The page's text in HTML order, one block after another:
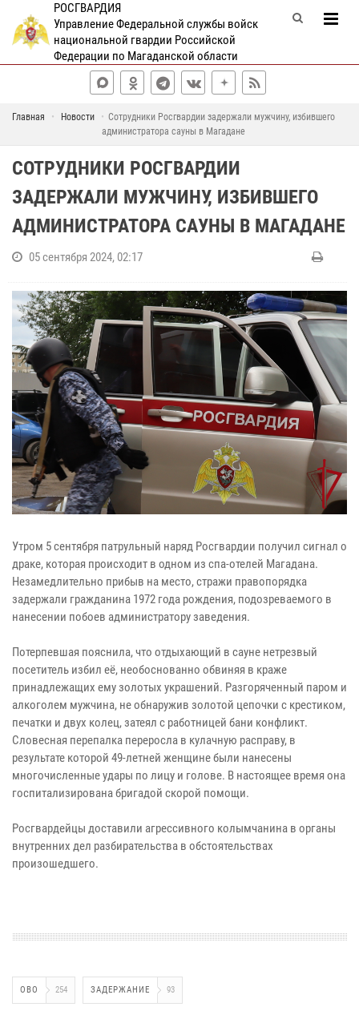
РОСГВАРДИЯ
Управление Федеральной службы войск
национальной гвардии Российской
Федерации по Магаданской области
Главная Новости
Сотрудники Росгвардии задержали мужчину, избившего
администратора сауны в Магадане
СОТРУДНИКИ РОСГВАРДИИ
ЗАДЕРЖАЛИ МУЖЧИНУ, ИЗБИВШЕГО
АДМИНИСТРАТОРА САУНЫ В МАГАДАНЕ
05 сентября 2024, 02:17
Утром 5 сентября патрульный наряд Росгвардии получил сигнал о
драке, которая происходит в одном из спа-отелей Магадана.
Незамедлительно прибыв на место, стражи правопорядка
задержали гражданина 1972 года рождения, подозреваемого в
нанесении побоев администратору заведения.
Потерпевшая пояснила, что отдыхающий в сауне нетрезвый
посетитель избил её, необоснованно обвиняя в краже
принадлежащих ему золотых украшений. Разгоряченный паром и
алкоголем мужчина, не обнаружив золотой цепочки с крестиком,
печатки и двух колец, затеял с работницей бани конфликт.
Словесная перепалка переросла в кулачную расправу, в
результате которой 49-летней женщине были нанесены
многочисленные удары по лицу и голове. В настоящее время она
госпитализирована бригадой скорой помощи.
Росгвардейцы доставили агрессивного колымчанина в органы
внутренних дел разбирательства в обстоятельствах
произошедшего.
ОВО 254 ЗАДЕРЖАНИЕ 93